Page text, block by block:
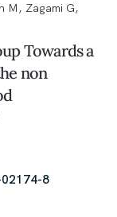
M, Zagami G,
Towards a
non
8